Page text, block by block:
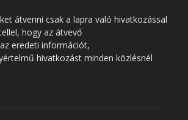
átvenni csak a lapra való hivatkozással
hogy az átvevő
eredeti információt,
hivatkozást minden közlésnél